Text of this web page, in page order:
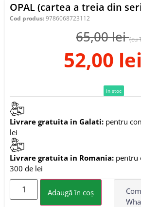
OPAL (cartea a treia din
Cod produs:9786068723112
65,00lei (cu
52,00 lei
In stoc
Livrare gratuita in Galati: pentru
lei
Livrare gratuita in Romania: pentru
300 de lei
Adaugă în coș